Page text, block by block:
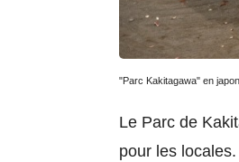
"Parc Kakitagawa" en
Le Parc de
pour les